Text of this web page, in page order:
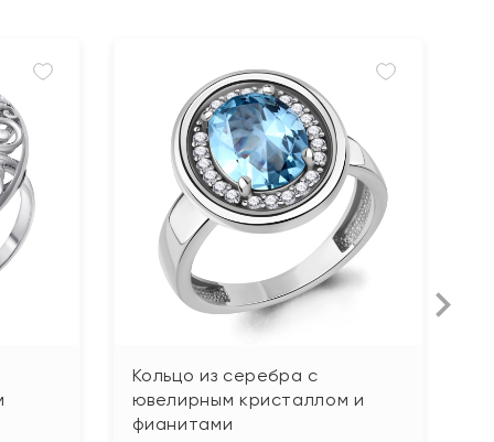
Кольцо из серебра с
ювелирным кристаллом и
фианитами